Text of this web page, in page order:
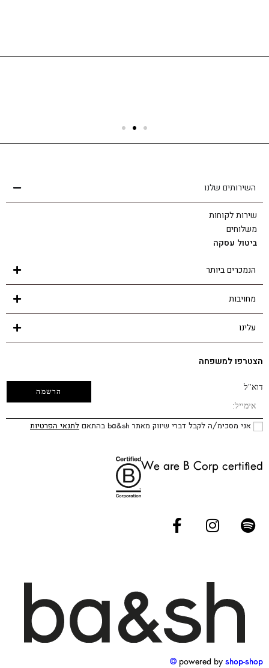
שירות לקוחות
השירותים שלנו
שירות לקוחות
משלוחים
ביטול עסקה
הנמכרים ביותר
מחויבות
עלינו
הצטרפו למשפחה
דוא"ל
אני מסכימ/ה לקבל דברי שיווק מאתר ba&sh בהתאם לתנאי הפרטיות
We are B Corp certified
powered by shop-shop ©️